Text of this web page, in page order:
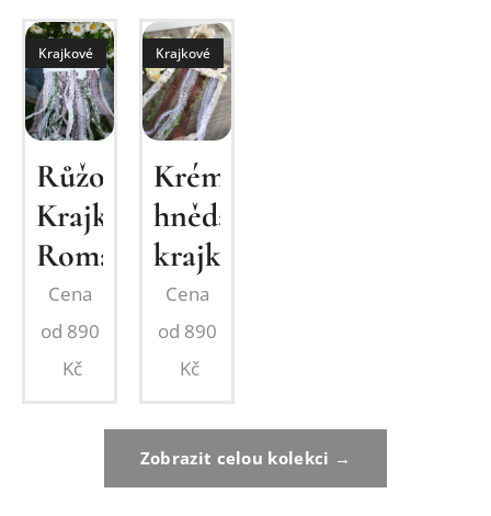
Růžová
Krajková
Romance
Krajkové
Cena
od 890
Kč
Krémovo
hnědá
krajka
Krajkové
Cena
od 890
Kč
Zobrazit celou kolekci →